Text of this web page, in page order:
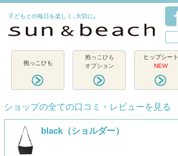
子どもとの毎日を楽しく､大切に｡
抱っこひも
抱っこひも
オプション
ヒップシート
NEW
ショップの全ての口コミ・レビューを見る
black（ショルダー）